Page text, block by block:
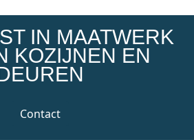
IN MAATWERK
KOZIJNEN EN
Contact